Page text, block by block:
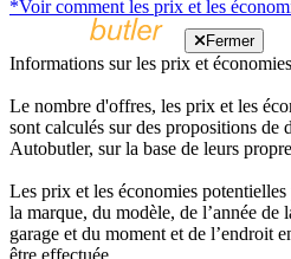
*Voir comment les prix et les
Fermer
Informations sur les prix et
Le nombre d'offres, les prix et les
sont calculés sur des propositions de
Autobutler, sur la base de leurs
Les prix et les économies
la marque, du modèle, de l’année
garage et du moment et de l’endroit
être effectuée.